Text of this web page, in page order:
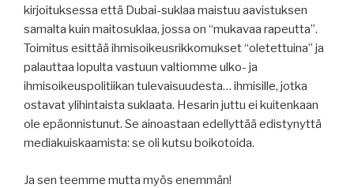
kirjoituksessa että Dubai-suklaa maistuu aavistuksen
samalta kuin maitosuklaa, jossa on “mukavaa rapeutta”.
Toimitus esittää ihmisoikeusrikkomukset “oletettuina” ja
palauttaa lopulta vastuun valtiomme ulko- ja
ihmisoikeuspolitiikan tulevaisuudesta… ihmisille, jotka
ostavat ylihintaista suklaata. Hesarin juttu ei kuitenkaan
ole epäonnistunut. Se ainoastaan edellyttää edistynyttä
mediakuiskaamista: se oli kutsu boikotoida.
Ja sen teemme mutta myös enemmän!